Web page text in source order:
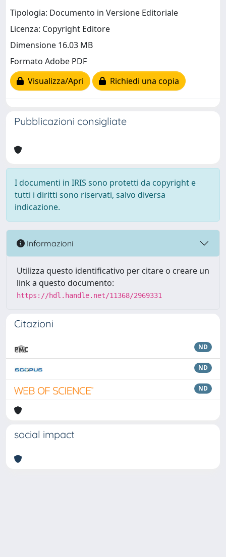
Tipologia: Documento in Versione Editoriale
Licenza: Copyright Editore
Dimensione 16.03 MB
Formato Adobe PDF
Visualizza/Apri
Richiedi una copia
Pubblicazioni consigliate
I documenti in IRIS sono protetti da copyright e
tutti i diritti sono riservati, salvo diversa
indicazione.
Informazioni
Utilizza questo identificativo per citare o creare un
link a questo documento:
https://hdl.handle.net/11368/2969331
Citazioni
ND
ND
ND
social impact